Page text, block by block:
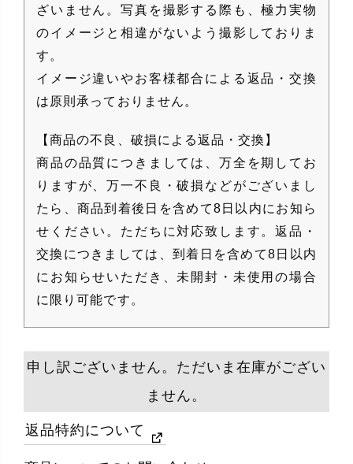
ざいません。写真を撮影する際も、極力実物
のイメージと相違がないよう撮影しておりま
す。
イメージ違いやお客様都合による返品・交換
は原則承っておりません。
【商品の不良、破損による返品・交換】
商品の品質につきましては、万全を期してお
りますが、万一不良・破損などがございまし
たら、商品到着後日を含めて8日以内にお知ら
せください。ただちに対応致します。返品・
交換につきましては、到着日を含めて8日以内
にお知らせいただき、未開封・未使用の場合
に限り可能です。
申し訳ございません。ただいま在庫がござい
ません。
返品特約について